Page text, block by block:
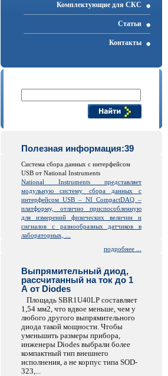
Комплектующие для СКС
Статьи
Контакты
Полезная информация:39
Система сбора данных с интерфейсом
USB от National Instruments
National Instruments представляет
модульную систему сбора данных с
интерфейсом USB – NI CompactDAQ –
платформу, отлично приспособленную
для измерений физических величин и
сигналов с разнообразных датчиков в
лабораторных, ...
подробнее ...
Выпрямительный диод,
рассчитанный на ток до 1
А от Diodes
Площадь SBR1U40LP составляет
1,54 мм2, что вдвое меньше, чем у
любого другого выпрямительного
диода такой мощности. Чтобы
уменьшить размеры прибора,
инженеры Diodes выбрали более
компактный тип внешнего
исполнения, а не корпус типа SOD-
323,...